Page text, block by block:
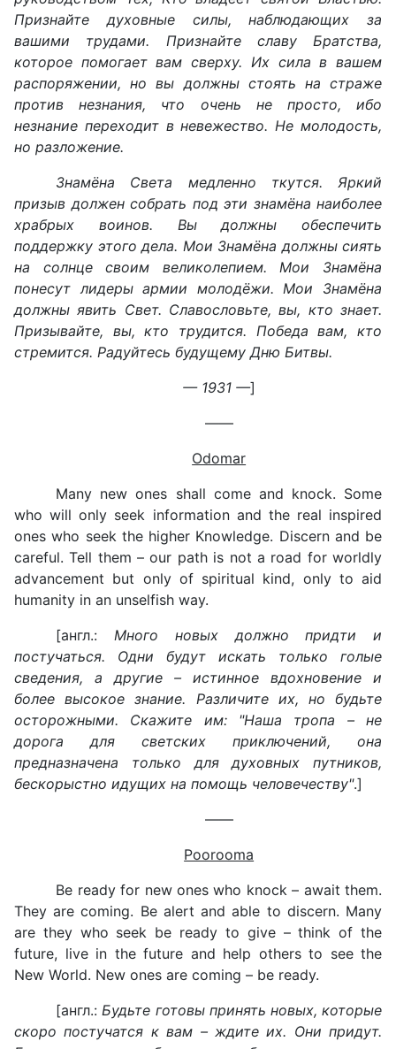
Признайте духовные силы, наблюдающих за
вашими трудами. Признайте славу Братства,
которое помогает вам сверху. Их сила в вашем
распоряжении, но вы должны стоять на страже
против незнания, что очень не просто, ибо
незнание переходит в невежество. Не молодость,
но разложение.
Знамёна Света медленно ткутся. Яркий
призыв должен собрать под эти знамёна наиболее
храбрых воинов. Вы должны обеспечить
поддержку этого дела. Мои Знамёна должны сиять
на солнце своим великолепием. Мои Знамёна
понесут лидеры армии молодёжи. Мои Знамёна
должны явить Свет. Славословьте, вы, кто знает.
Призывайте, вы, кто трудится. Победа вам, кто
стремится. Радуйтесь будущему Дню Битвы.
— 1931 —]
——
Odomar
Many new ones shall come and knock. Some
who will only seek information and the real inspired
ones who seek the higher Knowledge. Discern and be
careful. Tell them – our path is not a road for worldly
advancement but only of spiritual kind, only to aid
humanity in an unselfish way.
[англ.:Много новых должно придти и
постучаться. Одни будут искать только голые
сведения, а другие – истинное вдохновение и
более высокое знание. Различите их, но будьте
осторожными. Скажите им: "Наша тропа – не
дорога для светских приключений, она
предназначена только для духовных путников,
бескорыстно идущих на помощь человечеству".]
——
Poorooma
Be ready for new ones who knock – await them.
They are coming. Be alert and able to discern. Many
are they who seek be ready to give – think of the
future, live in the future and help others to see the
New World. New ones are coming – be ready.
[англ.:Будьте готовы принять новых, которые
скоро постучатся к вам – ждите их. Они придут.